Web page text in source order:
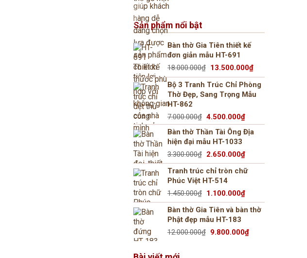
Sản phẩm nổi bật
Bàn thờ Gia Tiên thiết kế
đơn giản mẫu HT-691
18.000.000₫ Giá
gốc
là:
18.000.000₫.
13.500.000₫Giá
hiện
tại
là:
Bộ 3 Tranh Trúc Chỉ Phòng
Thờ Đẹp, Sang Trọng Mẫu
HT-862
7.000.000₫ Giá
gốc
là:
7.000.000₫.
4.500.000₫Giá
hiện
tại
4.500.000₫.
Bàn thờ Thần Tài Ông Địa
hiện đại mẫu HT-1033
3.300.000₫ Giá
gốc
là:
3.300.000₫.
2.650.000₫Giá
hiện
tại
2.650.000₫.
Tranh trúc chỉ tròn chữ
Phúc Việt HT-514
1.450.000₫ Giá
gốc
là:
1.450.000₫.
1.100.000₫Giá
hiện
tại
1.100.000₫.
Bàn thờ Gia Tiên và bàn thờ
Phật đẹp mẫu HT-183
12.000.000₫ Giá
9.800.000₫Giá